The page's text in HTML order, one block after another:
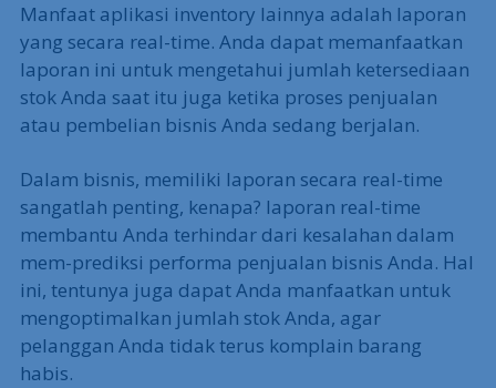
Manfaat aplikasi inventory lainnya adalah laporan
yang secara real-time. Anda dapat memanfaatkan
laporan ini untuk mengetahui jumlah ketersediaan
stok Anda saat itu juga ketika proses penjualan
atau pembelian bisnis Anda sedang berjalan.
Dalam bisnis, memiliki laporan secara real-time
sangatlah penting, kenapa? laporan real-time
membantu Anda terhindar dari kesalahan dalam
mem-prediksi performa penjualan bisnis Anda. Hal
ini, tentunya juga dapat Anda manfaatkan untuk
mengoptimalkan jumlah stok Anda, agar
pelanggan Anda tidak terus komplain barang
habis.